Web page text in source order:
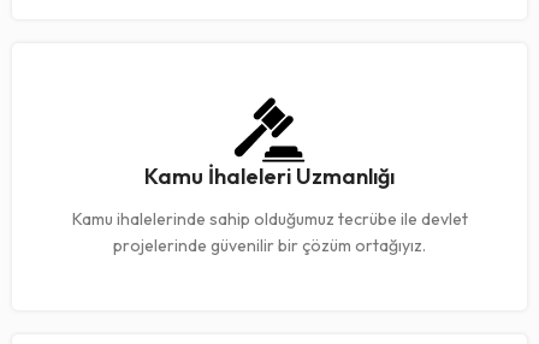
Kamu İhaleleri Uzmanlığı
Kamu ihalelerinde sahip olduğumuz tecrübe ile devlet
projelerinde güvenilir bir çözüm ortağıyız.